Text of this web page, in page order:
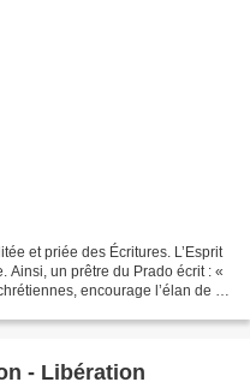
et priée des Écritures. L’Esprit
Ainsi, un prêtre du Prado écrit : «
encourage l’élan de la
- Libération